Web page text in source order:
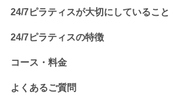
24/7ピラティスが大切にしていること
24/7ピラティスの特徴
コース・料金
よくあるご質問